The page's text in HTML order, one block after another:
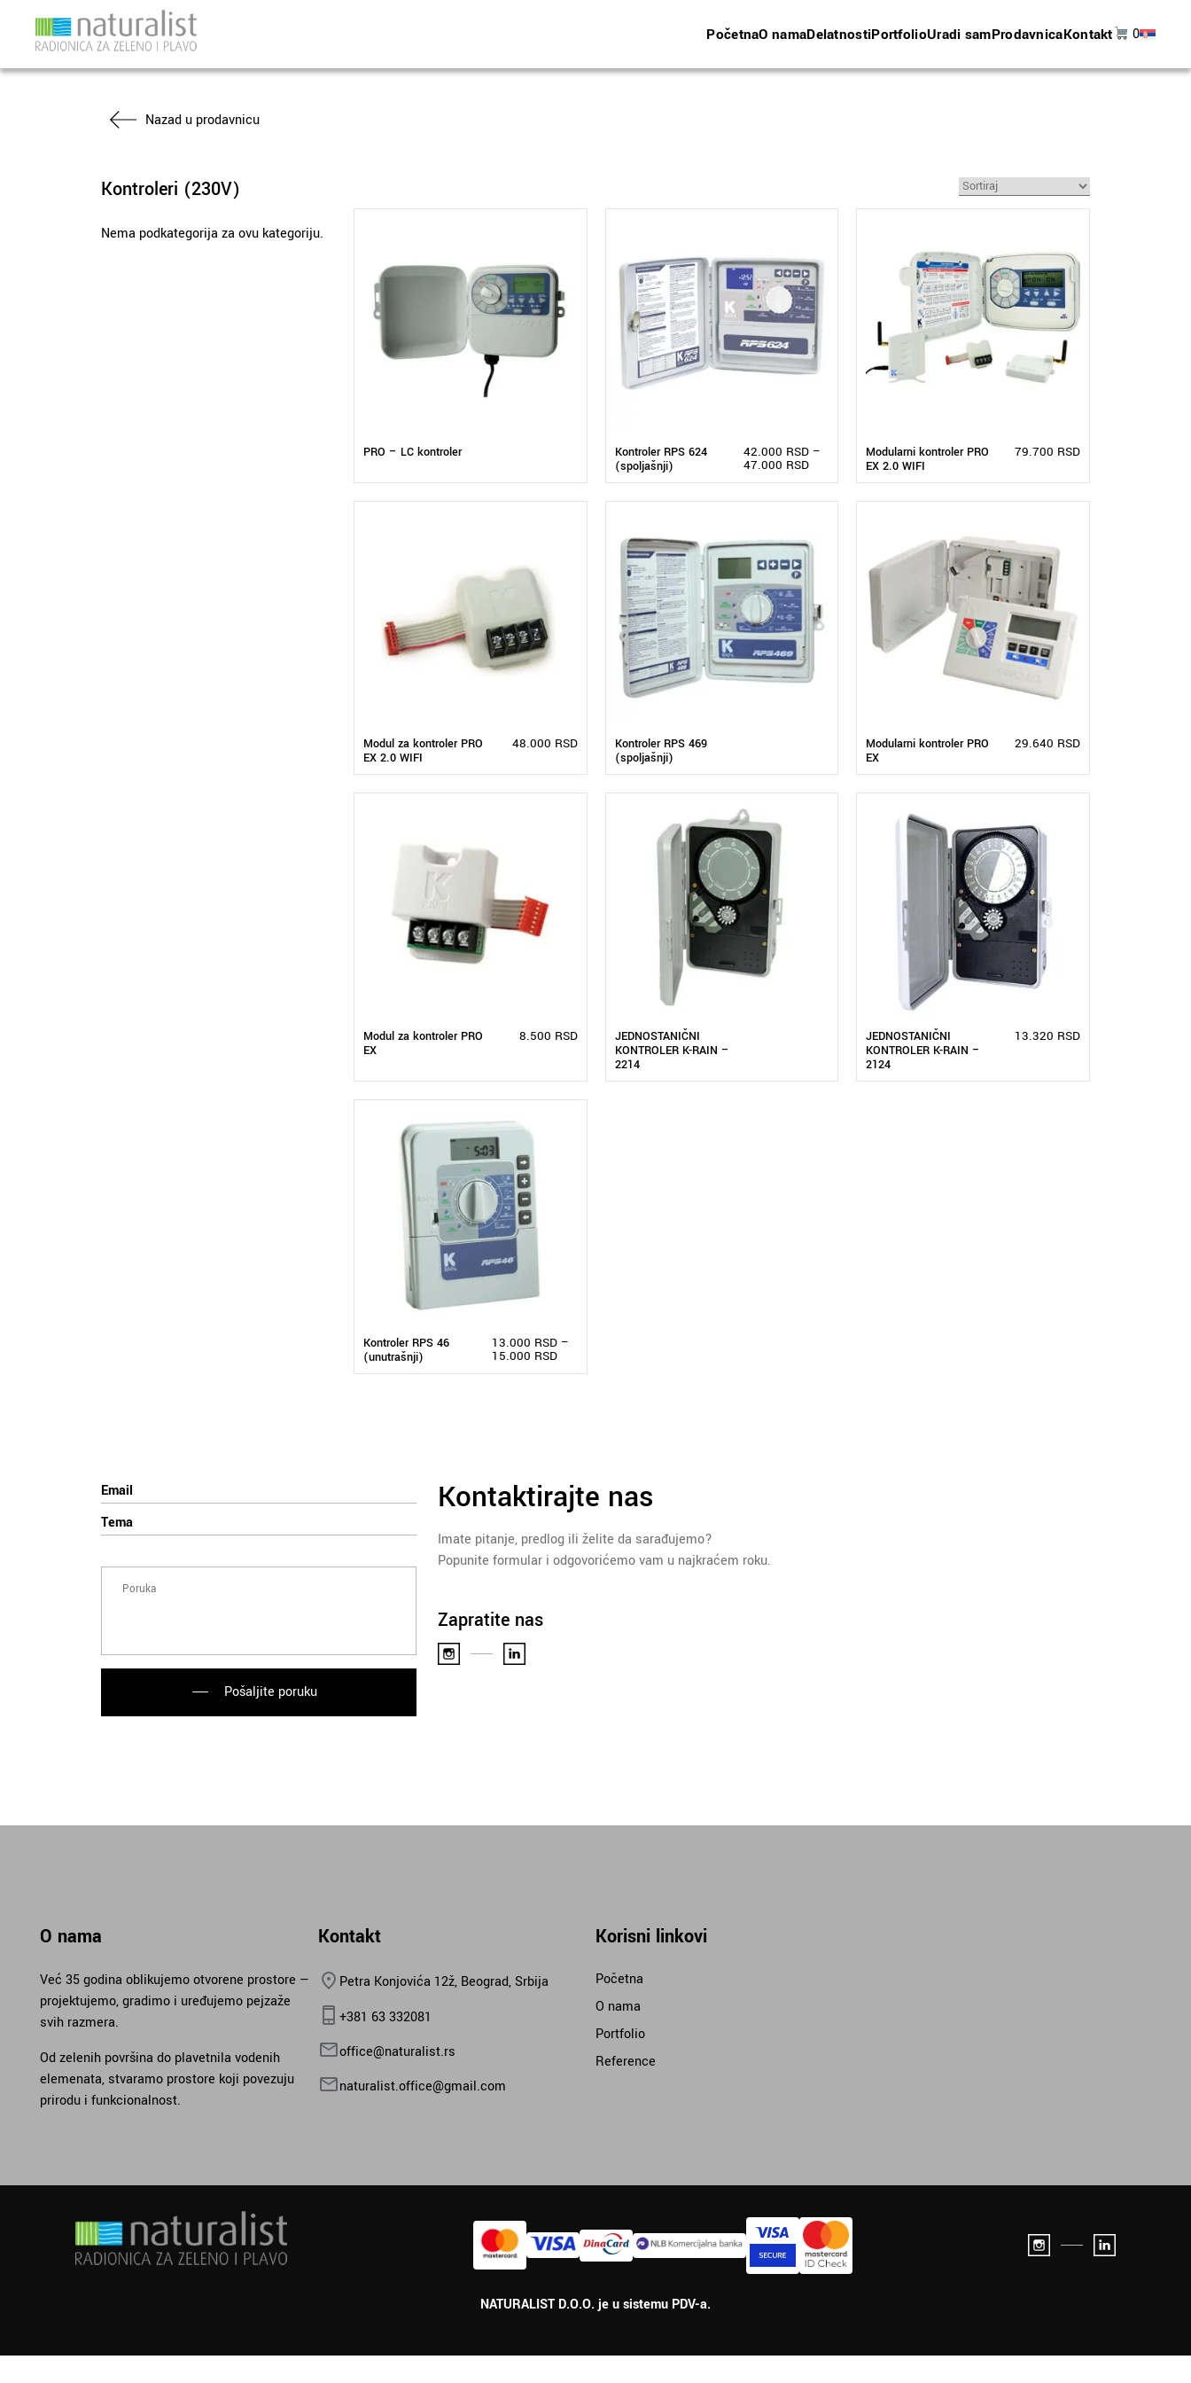
PočetnaO namaDelatnostiPortfolioUradi samProdavnicaKontakt 0
Nazad u prodavnicu
Kontroleri (230V)
Nema podkategorija za ovu kategoriju.
PRO – LC kontroler
Kontroler RPS 624
(spoljašnji)
42.000 RSD–
47.000 RSD
Modularni kontroler PRO
EX 2.0 WIFI
79.700 RSD
Modul za kontroler PRO
EX 2.0 WIFI
48.000 RSD
Kontroler RPS 469
(spoljašnji)
Modularni kontroler PRO
EX
29.640 RSD
Modul za kontroler PRO
EX
8.500 RSD
JEDNOSTANIČNI
KONTROLER K-RAIN –
2214
JEDNOSTANIČNI
KONTROLER K-RAIN –
2124
13.320 RSD
Kontroler RPS 46
(unutrašnji)
13.000 RSD –
15.000 RSD
Pošaljite poruku
Kontaktirajte nas
Imate pitanje, predlog ili želite da sarađujemo?
Popunite formular i odgovorićemo vam u najkraćem roku.
Zapratite nas
O nama
Već 35 godina oblikujemo otvorene prostore —
projektujemo, gradimo i uređujemo pejzaže
svih razmera.
Od zelenih površina do plavetnila vodenih
elemenata, stvaramo prostore koji povezuju
prirodu i funkcionalnost.
Kontakt
Petra Konjovića 12ž, Beograd, Srbija
+381 63 332081
office@naturalist.rs
naturalist.office@gmail.com
Korisni linkovi
Početna
O nama
Portfolio
Reference
NATURALIST D.O.O. je u sistemu PDV-a.